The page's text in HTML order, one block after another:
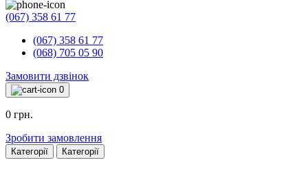
(067) 358 61 77
(067) 358 61 77
(068) 705 05 90
Замовити дзвінок
0
0 грн.
Зробити замовлення
Категорії Категорії